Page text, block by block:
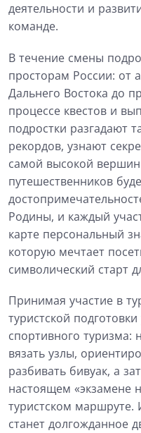
деятельности и
команде.
В течение смены
просторам России: от
Дальнего Востока до
процессе квестов и
подростки разгадают
рекордов, узнают
самой высокой
путешественников
Родины, и каждый уч
карте персональный
которую мечтает
символический старт
Принимая участие в
туристской
спортивного туризма:
вязать узлы,
разбивать бивуак, а
настоящем «экзамене
туристском маршруте.
станет долгожданное